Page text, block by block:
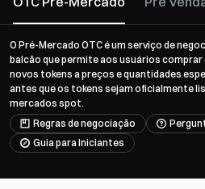
O Pré-Mercado OTC é um serviço de
balcão que permite aos usuários comprar
novos tokens a preços e quantidades
antes que os tokens sejam oficialmente
mercados spot.
Regras de negociação
Guia para Iniciantes